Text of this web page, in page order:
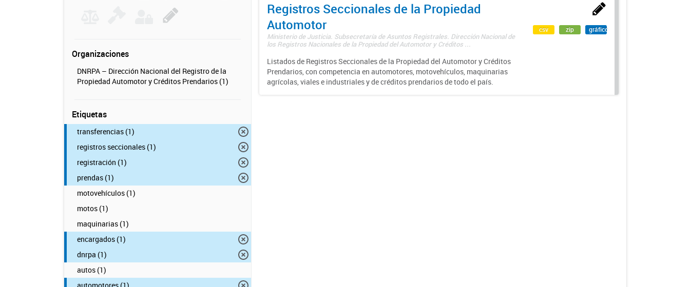
Organizaciones
DNRPA – Dirección Nacional del Registro de la
Propiedad Automotor y Créditos Prendarios (1)
Etiquetas
transferencias (1)
registros seccionales (1)
registración (1)
prendas (1)
motovehículos (1)
motos (1)
maquinarias (1)
encargados (1)
dnrpa (1)
autos (1)
Registros Seccionales de la Propiedad
Automotor
Ministerio de Justicia. Subsecretaría de Asuntos Registrales. Dirección Nacional de
los Registros Nacionales de la Propiedad del Automotor y Créditos ...
Listados de Registros Seccionales de la Propiedad del Automotor y Créditos
Prendarios, con competencia en automotores, motovehículos, maquinarias
agrícolas, viales e industriales y de créditos prendarios de todo el país.
csv zip gráfico